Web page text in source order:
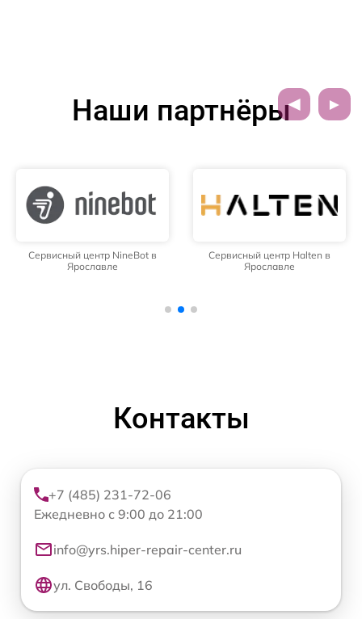
Наши партнёры
Сервисный центр NineBot в
Ярославле
Сервисный центр Halten в
Ярославле
Контакты
+7 (485) 231-72-06
Ежедневно с 9:00 до 21:00
info@yrs.hiper-repair-center.ru
ул. Свободы, 16